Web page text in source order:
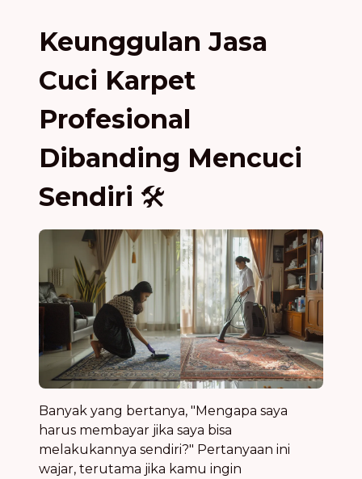
Keunggulan Jasa
Cuci Karpet
Profesional
Dibanding Mencuci
Sendiri 🛠️
Banyak yang bertanya, "Mengapa saya
harus membayar jika saya bisa
melakukannya sendiri?" Pertanyaan ini
wajar, terutama jika kamu ingin